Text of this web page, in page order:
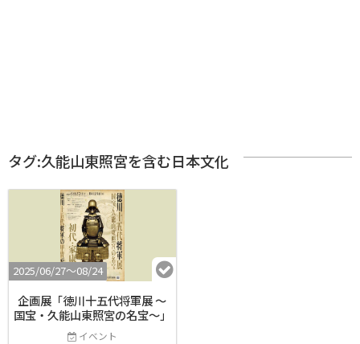
タグ:久能山東照宮を含む日本文化
2025/06/27〜08/24
企画展「徳川十五代将軍展 ～
国宝・久能山東照宮の名宝～」
イベント